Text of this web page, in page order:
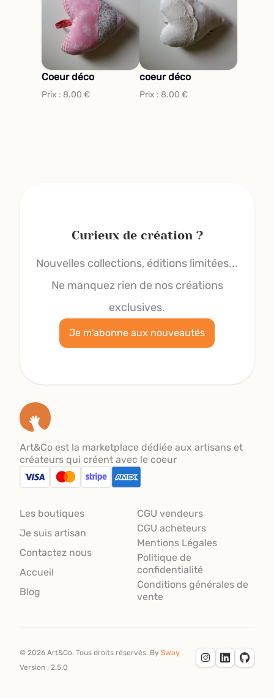
Coeur déco
Prix : 8.00 €
coeur déco
Prix : 8.00 €
Curieux de création ?
Nouvelles collections, éditions limitées...
Ne manquez rien de nos créations
exclusives.
Je m'abonne aux nouveautés
Art&Co est la marketplace dédiée aux artisans et
créateurs qui créent avec le coeur
Les boutiques
Je suis artisan
Contactez nous
Accueil
Blog
CGU vendeurs
CGU acheteurs
Mentions Légales
Politique de
confidentialité
Conditions générales de
vente
© 2026 Art&Co. Tous droits réservés. By Sway
Version : 2.5.0